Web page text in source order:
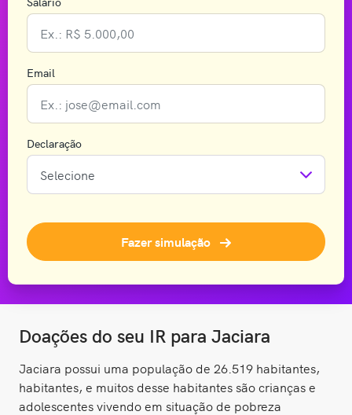
Doações do seu IR para Jaciara
Jaciara possui uma população de 26.519 habitantes,
habitantes, e muitos desse habitantes são crianças e
adolescentes vivendo em situação de pobreza
Email
Declaração
Fazer simulação